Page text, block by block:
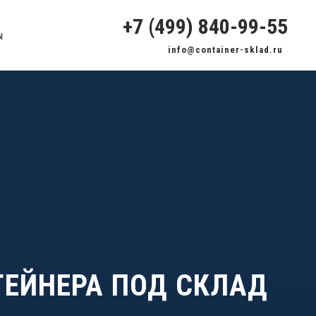
‭+7 (499) 840-99-55‬
info@container-sklad.ru
ПОД СКЛАД